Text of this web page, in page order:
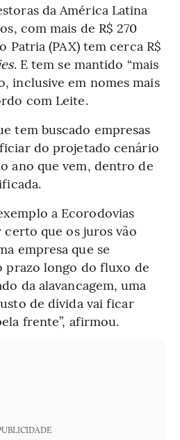
da América Latina
com mais de R$ 270
Patria (PAX) tem cerca R$
. E tem se mantido “mais
inclusive em nomes mais
com Leite.
tem buscado empresas
do projetado cenário
ano que vem, dentro de
a Ecorodovias
certo que os juros vão
empresa que se
prazo longo do fluxo de
da alavancagem, uma
de dívida vai ficar
frente”, afirmou.